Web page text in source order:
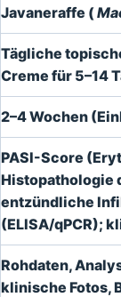
Javaneraffe (
Tägliche
Creme für 5–14
2–4 Wochen
PASI-Score
Histopathologie
entzündliche
(ELISA/qPCR);
Rohdaten,
klinische Fotos,